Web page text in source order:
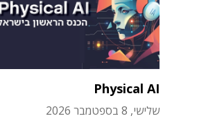
Physical AI
שלישי, 8 בספטמבר 2026